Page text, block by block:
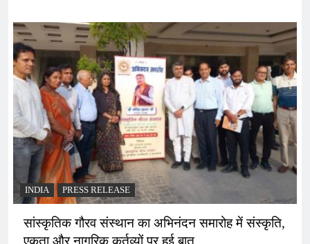
INDIA PRESS RELEASE
सांस्कृतिक गौरव संस्थान का अभिनंदन समारोह में संस्कृति,
एकता और नागरिक कर्तव्यों पर हुई बात